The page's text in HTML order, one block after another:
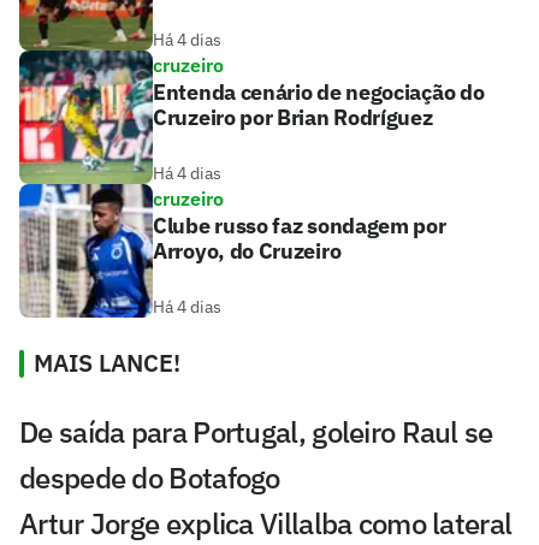
Há 4 dias
cruzeiro
Entenda cenário de negociação do
Cruzeiro por Brian Rodríguez
Há 4 dias
cruzeiro
Clube russo faz sondagem por
Arroyo, do Cruzeiro
Há 4 dias
MAIS LANCE!
De saída para Portugal, goleiro Raul se
despede do Botafogo
Artur Jorge explica Villalba como lateral